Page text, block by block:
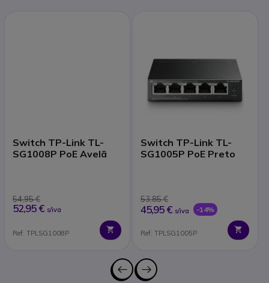
Switch TP-Link TL-
SG1008P PoE Avelã
54,95 €
52,95 € s/iva
Ref: TPLSG1008P
Switch TP-Link TL-
SG1005P PoE Preto
53,85 €
45,95 € s/iva -14%
Ref: TPLSG1005P